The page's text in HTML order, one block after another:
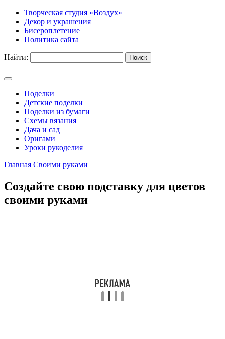
Творческая студия «Воздух»
Декор и украшения
Бисероплетение
Политика сайта
Найти:
Поделки
Детские поделки
Поделки из бумаги
Схемы вязания
Дача и сад
Оригами
Уроки рукоделия
Главная Своими руками
Создайте свою подставку для цветов
своими руками